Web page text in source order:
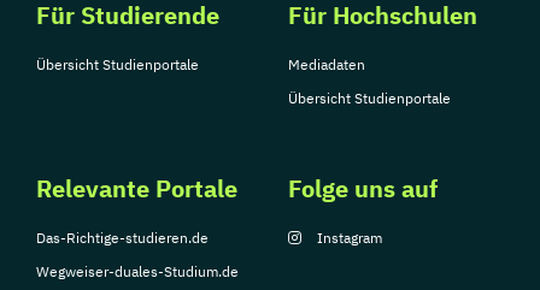
Für Studierende
Übersicht Studienportale
Für Hochschulen
Mediadaten
Übersicht Studienportale
Relevante Portale
Das-Richtige-studieren.de
Wegweiser-duales-Studium.de
Folge uns auf
Instagram